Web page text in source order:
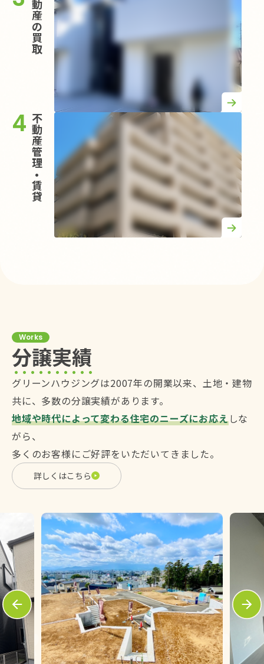
動
産
の
買
取
4 不
動
産
管
理
•
賃
貸
Works
分譲実績
グリーンハウジングは2007年の開業以来、土地・建物
共に、多数の分譲実績があります。
地域や時代によって変わる住宅のニーズにお応えしな
がら、
多くのお客様にご好評をいただいてきました。
詳しくはこちら